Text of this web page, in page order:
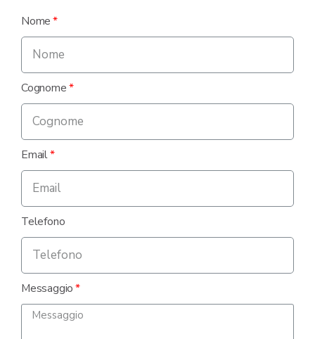
Nome
Cognome
Email
Telefono
Messaggio